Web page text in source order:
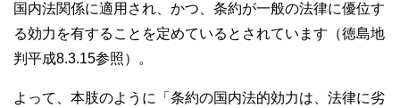
国内法関係に適用され、かつ、条約が一般の法律に優位す
る効力を有することを定めているとされています（徳島地
判平成8.3.15参照）。
よって、本肢のように「条約の国内法的効力は、法律に劣